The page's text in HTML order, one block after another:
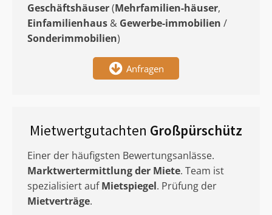
Geschäftshäuser(Mehrfamilien-häuser,
Einfamilienhaus & Gewerbe-immobilien /
Sonderimmobilien)
Anfragen
Mietwertgutachten Großpürschütz
Einer der häufigsten Bewertungsanlässe.
Marktwertermittlungder Miete. Team ist
spezialisiert aufMietspiegel. Prüfung der
Mietverträge.